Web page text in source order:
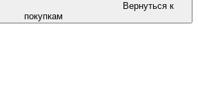
Вернуться к
покупкам